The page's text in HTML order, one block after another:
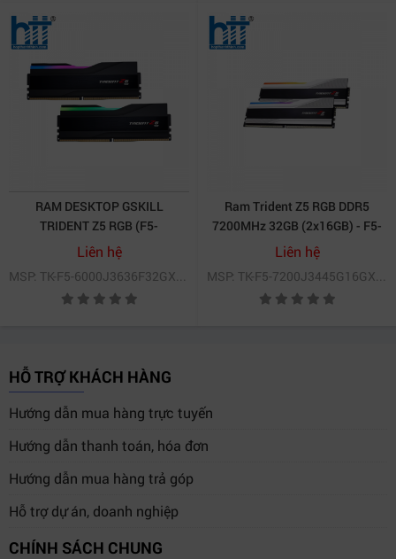
RAM DESKTOP GSKILL
TRIDENT Z5 RGB (F5-
6000J3636F32GX2-TZ5RK)
64GB (2X32GB) DDR5
6000MHZ
Liên hệ
MSP: TK-F5-6000J3636F32GX2-TZ5RK
Ram Trident Z5 RGB DDR5
7200MHz 32GB (2x16GB) - F5-
7200J3445G16GX2-TZ5RS
Liên hệ
MSP: TK-F5-7200J3445G16GX2-TZ5RS
HỖ TRỢ KHÁCH HÀNG
Hướng dẫn mua hàng trực tuyến
Hướng dẫn thanh toán, hóa đơn
Hướng dẫn mua hàng trả góp
Hỗ trợ dự án, doanh nghiệp
CHÍNH SÁCH CHUNG